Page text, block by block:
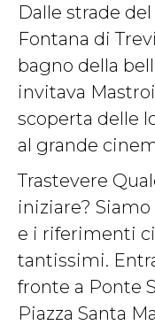
Dalle strade
Fontana di
bagno della
invitava
scoperta delle
al grande
Trastevere
iniziare?
e i riferimenti
tantissimi.
fronte a Ponte
Piazza Santa